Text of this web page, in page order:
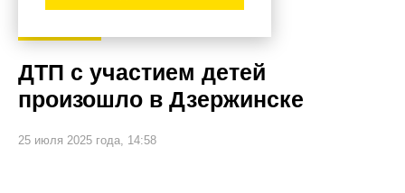
ДТП с участием детей
произошло в Дзержинске
25 июля 2025 года, 14:58